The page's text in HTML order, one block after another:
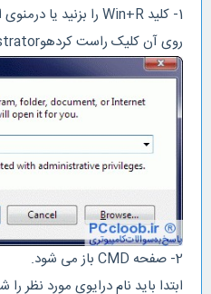
روی آن کلیک راست کردهوRun as administrator را بزنید.
2- صفحه CMD باز می شود.
ابتدا باید نام درایوی مورد نظر